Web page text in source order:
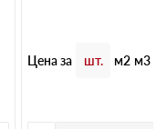
Цена за шт. м2 м3